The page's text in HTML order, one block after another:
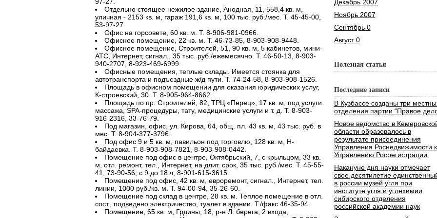
Отдельно стоящее нежилое здание, Анодная, 11, 558,4 кв. м,
уличная - 2153 кв. м, гараж 191,6 кв. м, 100 тыс. руб./мес. Т. 45-45-00,
53-97-27.
Офис на горсовете, 60 кв. м. Т. 8-906-981-0966.
Офисное помещение, 22 кв. м. Т. 46-73-85, 8-903-908-9448.
Офисное помещение, Строителей, 51, 90 кв. м, 5 кабинетов, мини-
АТС, Интернет, сигнал., 35 тыс. руб./ежемесячно. Т. 46-50-13, 8-903-
940-2707, 8-923-469-6999.
Офисные помещения, теплые склады. Имеется стоянка для
автотранспорта и подъездные ж/д пути. Т. 74-24-58, 8-903-908-1526.
Площадь в офисном помещении для оказания юридических услуг,
К-строевский, 30. Т. 8-905-964-8662.
Площадь по пр. Строителей, 82, ТРЦ «Перец», 17 кв. м, под услуги
массажа, SPA-процедуры, тату, медицинские услуги и т. д. Т. 8-903-
916-2316, 33-76-79.
Под магазин, офис, ул. Кирова, 64, общ. пл. 43 кв. м, 43 тыс. руб. в
мес. Т. 8-904-377-3796.
Под офис 9 и 5 кв. м, павильон под торговлю, 128 кв. м, Н-
байдаевка. Т. 8-903-908-7821, 8-903-908-0442.
Помещение под офис в центре, Октябрьский, 7, с крыльцом, 33 кв.
м, отл. ремонт, тел., Интернет, на длит. срок, 35 тыс. руб./мес. Т. 45-55-
41, 73-90-56, с 9 до 18 ч, 8-901-615-3615.
Помещение под офис, 42 кв. м, евроремонт, сигнал., Интернет, тел.
линии, 1000 руб./кв. м. Т. 94-00-94, 35-26-60.
Помещение под склад в центре, 28 кв. м. Теплое помещение в отл.
сост., подведено электричество, туалет в здании. Т./факс 46-35-94.
Помещение, 65 кв. м, Грдины, 18, р-н Л. берега, 2 входа,
Декабрь 2007
Ноябрь 2007
Сентябрь 0
Август 0
Полезная статья
Последние записи
В Кузбассе созданы три
отделения партии “Правое
Новое ведомство в
области образовалось в
результате присоединения
Управления Роснедвижимости к
Управлению Росрегистрации.
Накануне дня науки отмечает
свое десятилетие
в россии музей угля при
институте угля и углехимии
сибирского отделения
российской академии наук